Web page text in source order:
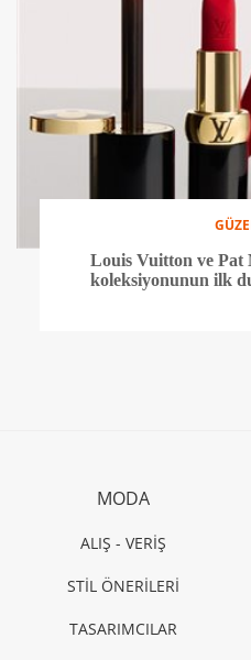
Louis Vuitton ve Pat
koleksiyonunun ilk
MODA
ALIŞ - VERİŞ
STİL ÖNERİLERİ
TASARIMCILAR